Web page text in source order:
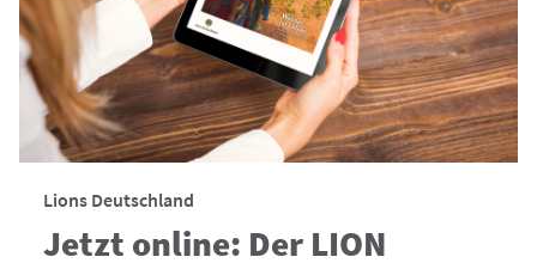
Lions Deutschland
Jetzt online: Der LION